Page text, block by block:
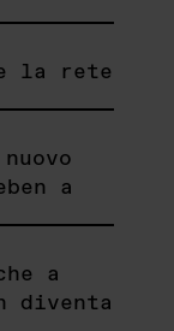
la rete
a
a
diventa